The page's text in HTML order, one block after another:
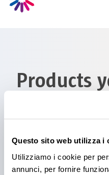
Questo sito web utilizza i
Utilizziamo i cookie per
annunci, per fornire
Products